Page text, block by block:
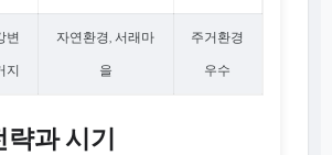
변
지
자연환경, 서래마
을
주거환경
우수
과 시기